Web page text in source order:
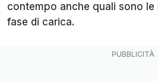
contempo anche quali sono le
fase di carica.